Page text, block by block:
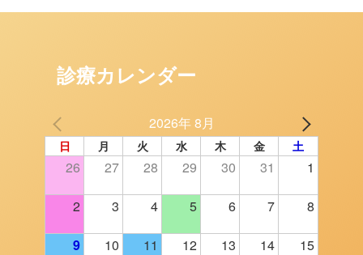
診療カレンダー
2026年 8月
日 月 火 水 木 金 土
26 27 28 29 30 31 1
2 3 4 5 6 7 8
9 10 11 12 13 14 15